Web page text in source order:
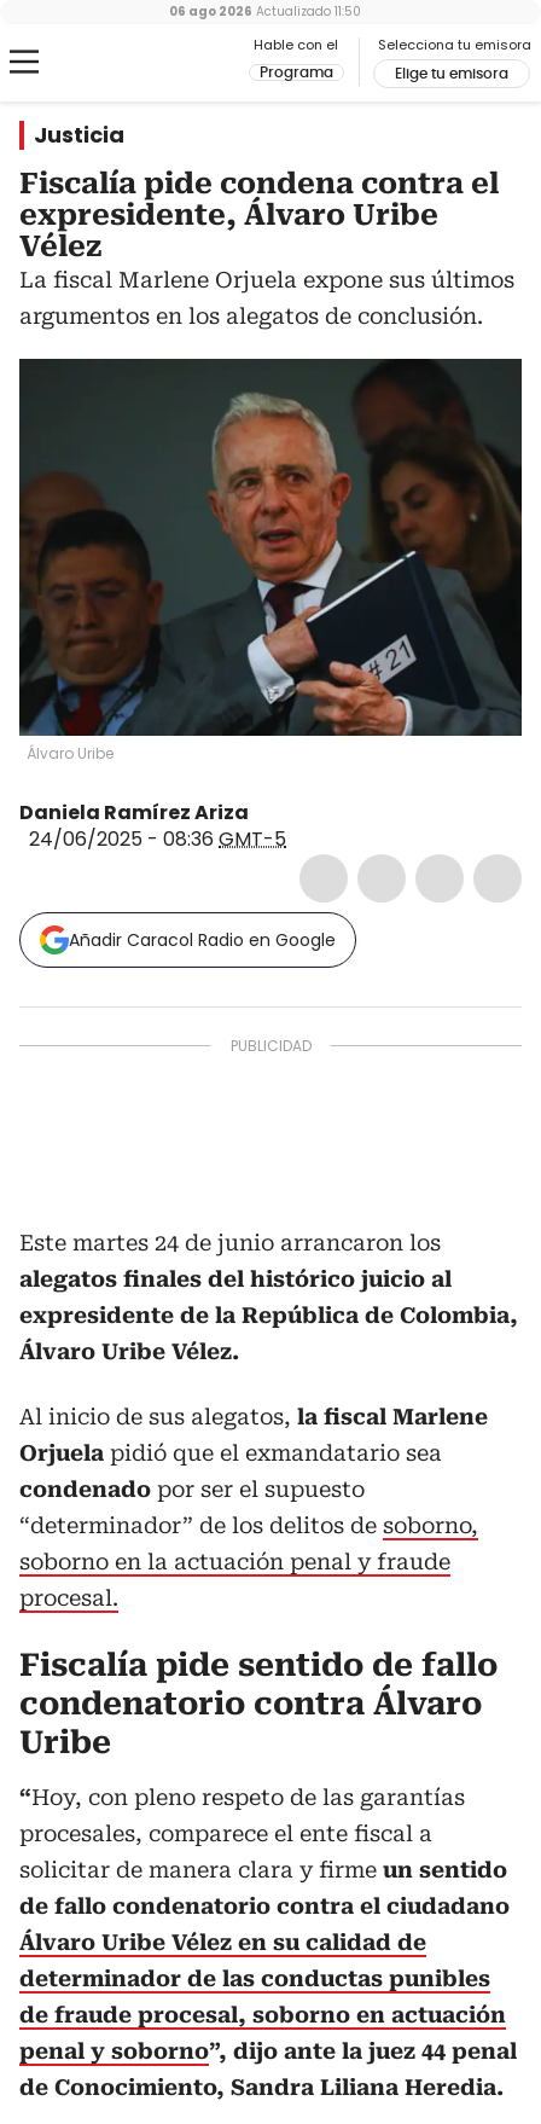
Hable con el
Programa
Selecciona tu emisora
Elige tu emisora
06 ago 2026 Actualizado 11:50
Justicia
Fiscalía pide condena contra el
expresidente, Álvaro Uribe
Vélez
La fiscal Marlene Orjuela expone sus últimos
argumentos en los alegatos de conclusión.
Álvaro Uribe
Daniela Ramírez Ariza
24/06/2025 - 08:36 GMT-5
Añadir Caracol Radio en Google
Este martes 24 de junio arrancaron los
alegatos finales del histórico juicio al
expresidente de la República de Colombia,
Álvaro Uribe Vélez.
Al inicio de sus alegatos, la fiscal Marlene
Orjuela pidió que el exmandatario sea
condenado por ser el supuesto
“determinador” de los delitos de soborno,
soborno en la actuación penal y fraude
procesal.
Fiscalía pide sentido de fallo
condenatorio contra Álvaro
Uribe
“Hoy, con pleno respeto de las garantías
procesales, comparece el ente fiscal a
solicitar de manera clara y firme un sentido
de fallo condenatorio contra el ciudadano
Álvaro Uribe Vélez en su calidad de
determinador de las conductas punibles
de fraude procesal, soborno en actuación
penal y soborno”, dijo ante la juez 44 penal
de Conocimiento, Sandra Liliana Heredia.